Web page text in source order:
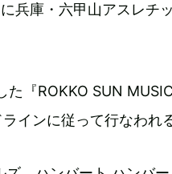
兵庫・六甲山アスレチ
た『ROKKO SUN
インに従って行なわれる